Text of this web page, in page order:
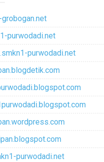
purwodadi.net
purwodadi.net
purwodadi.net